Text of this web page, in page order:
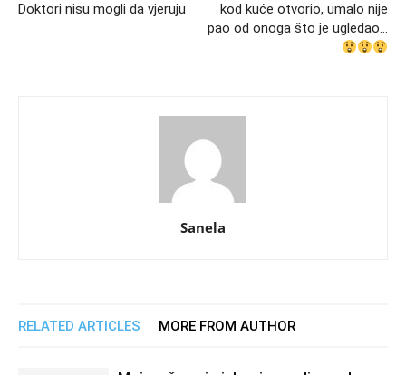
Doktori nisu mogli da vjeruju
kod kuće otvorio, umalo nije
pao od onoga što je ugledao…
Sanela
RELATED ARTICLES MORE FROM AUTHOR